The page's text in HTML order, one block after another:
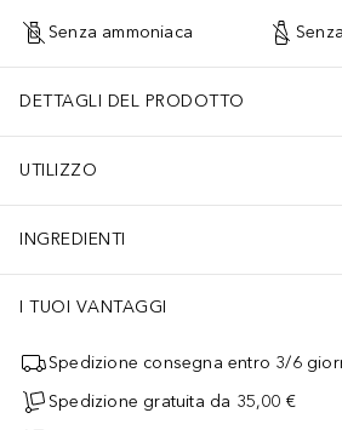
Senza ammoniaca
DETTAGLI DEL PRODOTTO
UTILIZZO
INGREDIENTI
I TUOI VANTAGGI
Spedizione consegna entro 3/6
Spedizione gratuita da 35,00 €